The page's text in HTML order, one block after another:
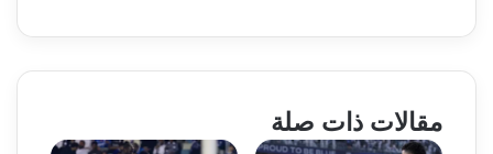
مقالات ذات صلة